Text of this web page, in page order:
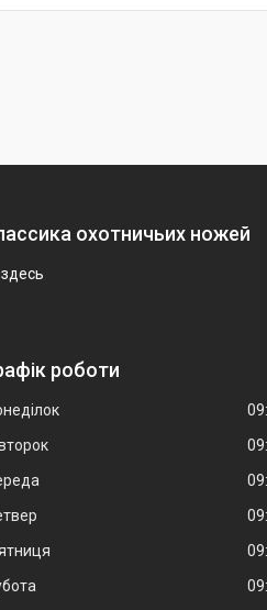
охотничьих ножей
здесь
роботи